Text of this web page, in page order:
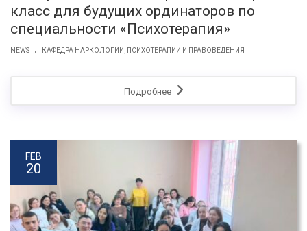
класс для будущих ординаторов по
специальности «Психотерапия»
NEWS . КАФЕДРА НАРКОЛОГИИ, ПСИХОТЕРАПИИ И ПРАВОВЕДЕНИЯ
Подробнее
FEB
20